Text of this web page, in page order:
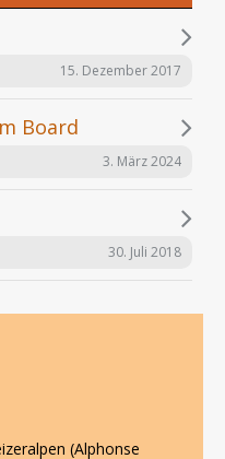
15. Dezember 2017
Board
3. März 2024
30. Juli 2018
(Alphonse